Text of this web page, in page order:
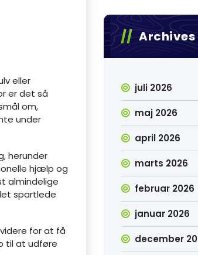
eller
er det så
om,
under
herunder
hjælp og
almindelige
spartlede
for at få
til at udføre
Archives
juli 2026
maj 2026
april 2026
marts 2026
februar 2026
januar 2026
december